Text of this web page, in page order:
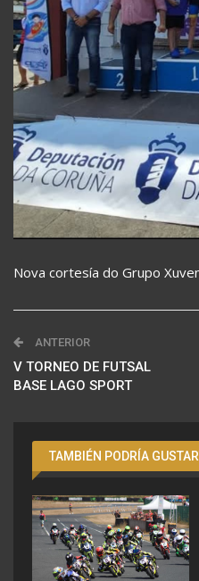
Nova cortesía do Grupo
ANTERIOR
V TORNEO DE FUTSAL
BASE LAGO SPORT
TAMBIÉN PODRÍA